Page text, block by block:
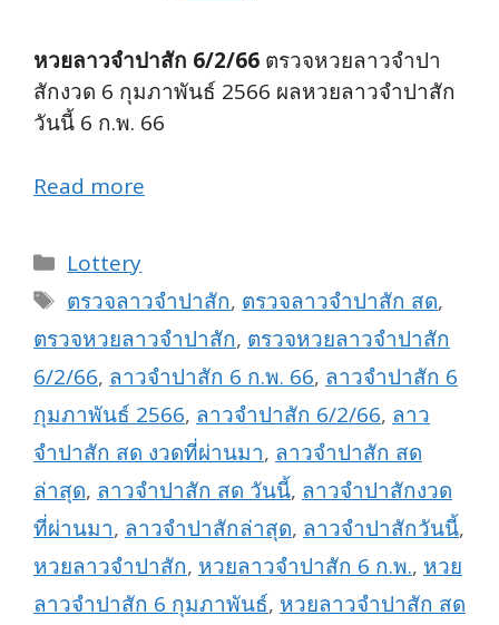
หวยลาวจำปาสัก 6/2/66 ตรวจหวยลาวจำปา
สักงวด 6 กุมภาพันธ์ 2566 ผลหวยลาวจำปาสัก
วันนี้ 6 ก.พ. 66
Read more
Categories
Lottery
Tags
ตรวจลาวจำปาสัก, ตรวจลาวจำปาสัก สด,
ตรวจหวยลาวจำปาสัก, ตรวจหวยลาวจำปาสัก
6/2/66, ลาวจำปาสัก 6 ก.พ. 66, ลาวจำปาสัก 6
กุมภาพันธ์ 2566, ลาวจำปาสัก 6/2/66, ลาว
จำปาสัก สด งวดที่ผ่านมา, ลาวจำปาสัก สด
ล่าสุด, ลาวจำปาสัก สด วันนี้, ลาวจำปาสักงวด
ที่ผ่านมา, ลาวจำปาสักล่าสุด, ลาวจำปาสักวันนี้,
หวยลาวจำปาสัก, หวยลาวจำปาสัก 6 ก.พ., หวย
ลาวจำปาสัก 6 กุมภาพันธ์, หวยลาวจำปาสัก สด